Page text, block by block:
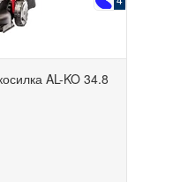
AL-KO 34.8